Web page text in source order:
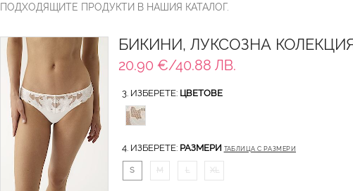
ПОДХОДЯЩИТЕ ПРОДУКТИ В НАШИЯ КАТАЛОГ.
БИКИНИ, ЛУКСОЗНА КОЛЕКЦИЯ
20.90 €/40.88 ЛВ.
3. ИЗБЕРЕТЕ: ЦВЕТОВЕ
4. ИЗБЕРЕТЕ: РАЗМЕРИ ТАБЛИЦА С РАЗМЕРИ
S M L XL